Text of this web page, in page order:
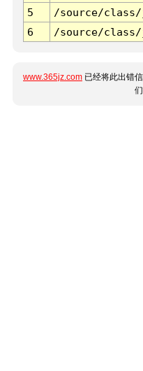
5
/source/
6
/source/
www.365jz.com 已经将此出错